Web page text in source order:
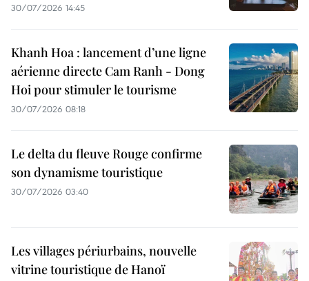
30/07/2026 14:45
Khanh Hoa : lancement d’une ligne
aérienne directe Cam Ranh - Dong
Hoi pour stimuler le tourisme
30/07/2026 08:18
Le delta du fleuve Rouge confirme
son dynamisme touristique
30/07/2026 03:40
Les villages périurbains, nouvelle
vitrine touristique de Hanoï